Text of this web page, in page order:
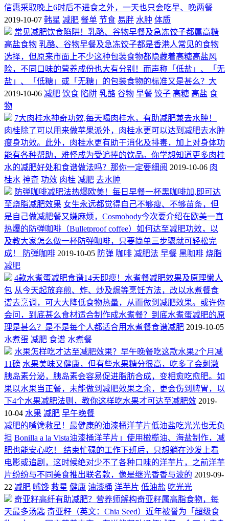
信惠采取晚上6时后不进食之外，一天也只会吃早、晚两餐
2019-10-07 韩星 减肥 餐单 节食 易胖 水肿 体质
常见减肥饮食陷阱！乳酪、谷物早餐及急冻饺子都属高糖
高盐食物 乳酪、谷物早餐及急冻饺子都是香港人常见的食物
选择，但原来市面上不少这种包装食物都隐藏着高糖高盐风
险，不同口味的营养成份也大有分别！而声称「低盐」、「无
盐」、「低糖」或「无糖」的包装食物的标准又是甚么？大
2019-10-06 减肥 饮食 陷阱 乳酪 谷物 早餐 饺子 高糖 高盐 食
物
7大肉桂水神奇功效,每天喝肉桂水，有助减肥兼去水肿！
肉桂除了可以用来做苹果派外，肉桂水更可以达到减肥去水肿
瘦身功效。此外，肉桂水更有助于消化及排毒，加上对身体功
能有各种帮助，难怪成为受追捧的饮品。你学想知道更多肉桂
水的减肥好处和食谱做法吗？那你一定要细阅 2019-10-06 肉
桂水 神奇 功效 肉桂 减肥 去水肿
防弹咖啡减肥法热爆欧美！每日早餐一杯黑咖啡加,即可达
至烧脂减肥效果 女生永远都觉得自己不够瘦、不够苗条，但
是自己做减肥餐又嫌麻烦，Cosmobody今次要介绍在欧美一直
热爆的防弹咖啡（Bulletproof coffee）如何达至减肥功效，以
及教大家怎么做一杯防弹咖啡，只要简单三步骤就可轻松完
成！ 防弹咖啡 2019-10-05 防弹 咖啡 减肥法 早餐 黑咖啡 烧脂
减肥
4款水煮蛋减肥食谱14天即瘦！水煮餐减肥效果及原理懒人
包 从今天起放弃煎、炸、炒及焗等烹饪方法，改以水煮餐食
谱去烹调，可大大降低食物热量，从而做到减肥效果。或许你
会问，到底甚么食材适合制作成水煮餐？到底水煮蛋减肥的原
理是甚么？是不是每个人都适合用水煮餐食谱减肥 2019-10-05
水煮蛋 减肥 食谱 水煮餐
水果怎样吃才达至减肥效果？早午晚餐吃这款水果2个月减
11磅 水果美味又健康，但有些水果糖分很高，吃多了会刺激
胰岛素分泌，胰岛素会容易促进脂肪合成，变相愈吃愈肥。如
果以水果当正餐，未能做到减肥效果之余，更会伤到脾胃，以
下4个水果减肥法则，教你这样吃水果才可达至减肥效 2019-
10-04 水果 减肥 早午晚餐
减肥的嘴馋救星！最健康的油漆桶洋芋片低油盐吃光光也无负
担 Bonilla a la Vista油漆桶洋芋片」使用橄榄油、海盐制作，减
肥也能安心吃！ 结束忙碌的工作下班后，只想躺在沙发上看
电影或追剧，这时候绝对少不了各种口味的洋芋片，之前洋芋
片纷纷与不同美食推出联名款，像是继光香香与波的 2019-09-
22 减肥 嘴馋 救星 健康 油漆桶 洋芋片 低油盐 吃光光
奇亚籽高纤有助减肥？营养师解构奇亚籽属高脂食物，每
天最多汤匙 奇亚籽（英文：Chia Seed）近年被誉为「超级食